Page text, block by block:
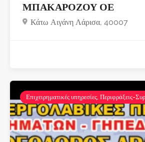
ΜΠΑΚΑΡΟΖΟΥ ΟΕ
Κάτω Αιγάνη Λάρισα, 40007
Επιχειρηματικές υπηρεσίες, Περιφράξεις-